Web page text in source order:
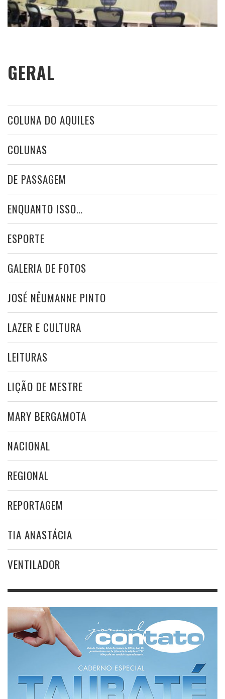
GERAL
COLUNA DO AQUILES
COLUNAS
DE PASSAGEM
ENQUANTO ISSO…
ESPORTE
GALERIA DE FOTOS
JOSÉ NÊUMANNE PINTO
LAZER E CULTURA
LEITURAS
LIÇÃO DE MESTRE
MARY BERGAMOTA
NACIONAL
REGIONAL
REPORTAGEM
TIA ANASTÁCIA
VENTILADOR